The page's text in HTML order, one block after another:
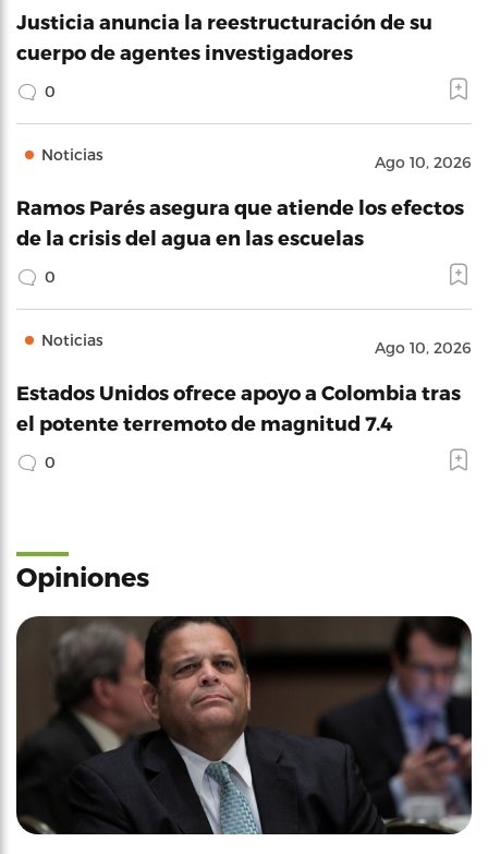
Justicia anuncia la reestructuración de su
cuerpo de agentes investigadores
0
Noticias Ago 10, 2026
Ramos Parés asegura que atiende los efectos
de la crisis del agua en las escuelas
0
Noticias Ago 10, 2026
Estados Unidos ofrece apoyo a Colombia tras
el potente terremoto de magnitud 7.4
0
Opiniones